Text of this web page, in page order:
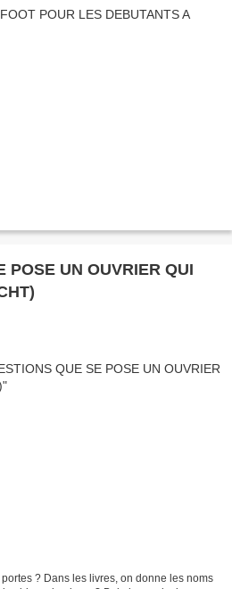
POSE UN OUVRIER QUI
? Dans les livres, on donne les noms